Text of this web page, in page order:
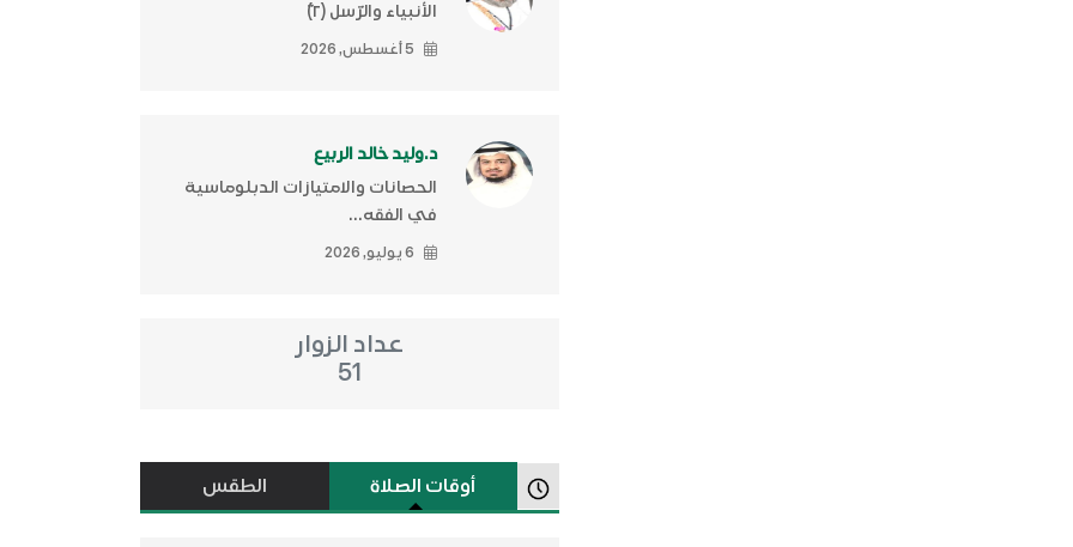
الأنبياء والرّسل (٢)ّ
5 أغسطس, 2026
د.وليد خالد الربيع
الحصانات والامتيازات الدبلوماسية
في الفقه...
6 يوليو, 2026
عداد الزوار
51
أوقات الصلاة الطقس